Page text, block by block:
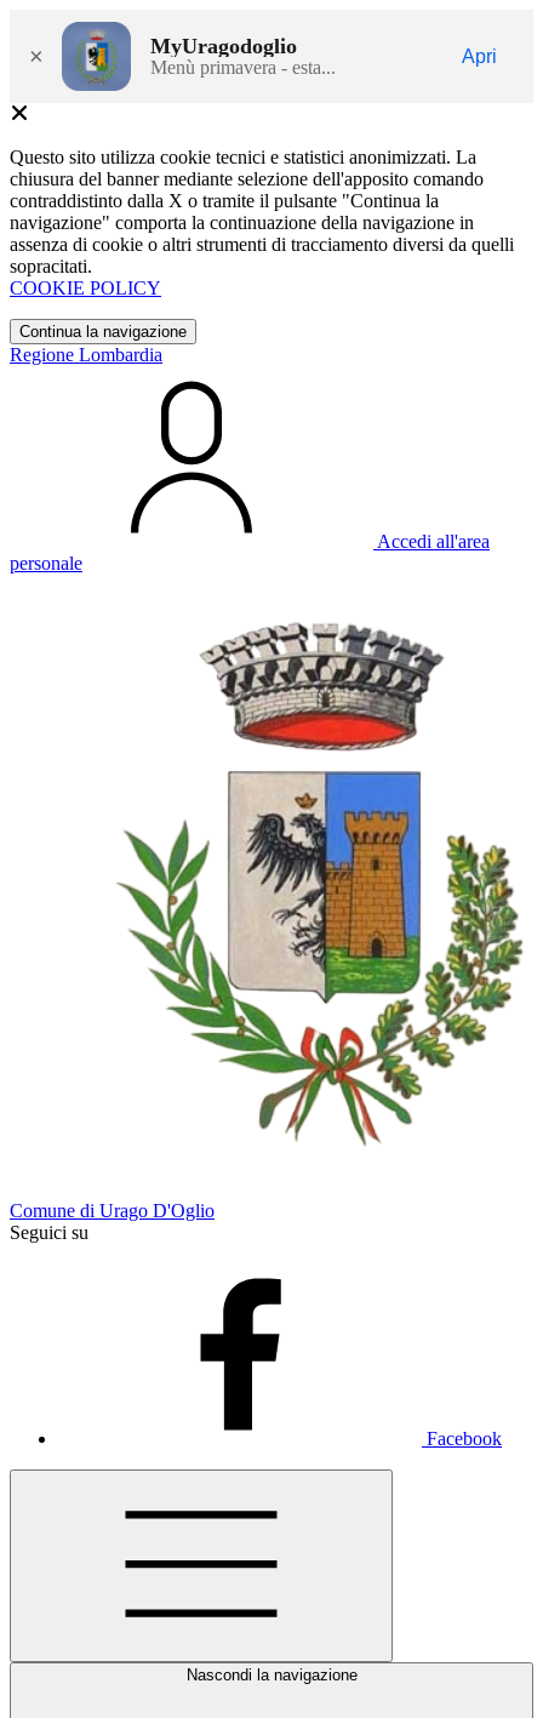
× MyUragodoglio
Menù primavera - esta...
Apri
Questo sito utilizza cookie tecnici e statistici anonimizzati. La
chiusura del banner mediante selezione dell'apposito comando
contraddistinto dalla X o tramite il pulsante "Continua la
navigazione" comporta la continuazione della navigazione in
assenza di cookie o altri strumenti di tracciamento diversi da quelli
sopracitati.
COOKIE POLICY
Continua la navigazione
Regione Lombardia
Accedi all'area
personale
Comune di Urago D'Oglio
Seguici su
Facebook
Nascondi la navigazione